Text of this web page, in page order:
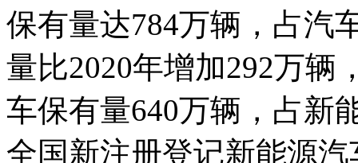
保有量达784万辆，占汽
量比2020年增加292万辆
车保有量640万辆，占新
全国新注册登记新能源